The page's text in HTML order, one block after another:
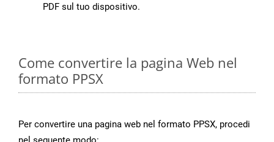
PDF sul tuo dispositivo.
Come convertire la pagina Web nel
formato PPSX
Per convertire una pagina web nel formato PPSX, procedi